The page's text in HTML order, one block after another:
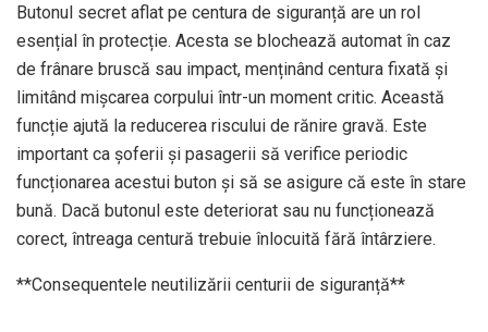
Butonul secret aflat pe centura de siguranță are un rol
esențial în protecție. Acesta se blochează automat în caz
de frânare bruscă sau impact, menținând centura fixată și
limitând mișcarea corpului într-un moment critic. Această
funcție ajută la reducerea riscului de rănire gravă. Este
important ca șoferii și pasagerii să verifice periodic
funcționarea acestui buton și să se asigure că este în stare
bună. Dacă butonul este deteriorat sau nu funcționează
corect, întreaga centură trebuie înlocuită fără întârziere.
**Consequentele neutilizării centurii de siguranță**